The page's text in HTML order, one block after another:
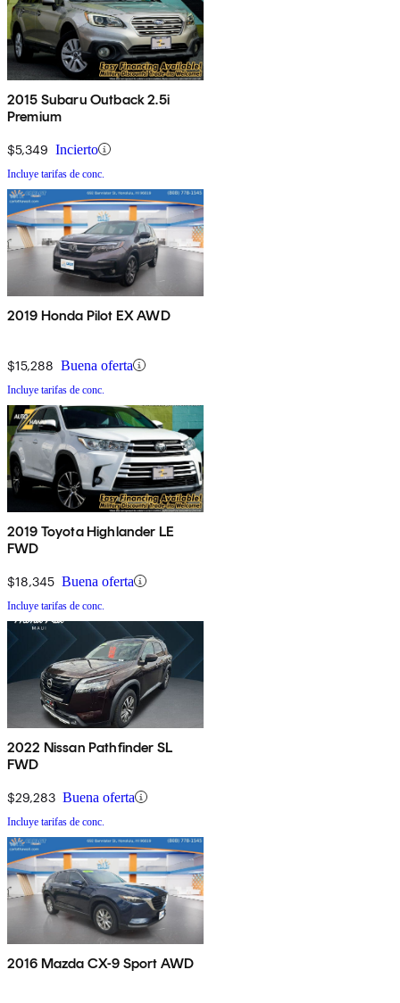
2015 Subaru Outback 2.5i
Premium
$5,349 Incierto
Incluye tarifas de conc.
2019 Honda Pilot EX AWD
$15,288 Buena oferta
Incluye tarifas de conc.
2019 Toyota Highlander LE
FWD
$18,345 Buena oferta
Incluye tarifas de conc.
2022 Nissan Pathfinder SL
FWD
$29,283 Buena oferta
Incluye tarifas de conc.
2016 Mazda CX-9 Sport AWD